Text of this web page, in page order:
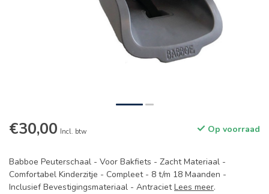
€30,00 Incl. btw Op voorraad
Babboe Peuterschaal - Voor Bakfiets - Zacht Materiaal -
Comfortabel Kinderzitje - Compleet - 8 t/m 18 Maanden -
Inclusief Bevestigingsmateriaal - AntracietLees meer.